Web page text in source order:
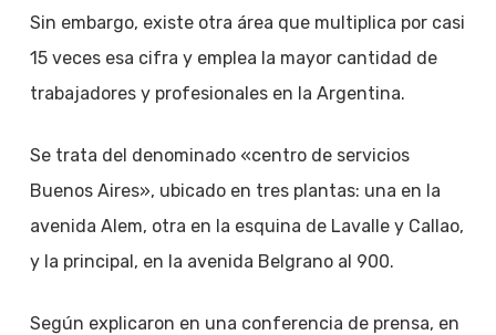
Sin embargo, existe otra área que multiplica por casi
15 veces esa cifra y emplea la mayor cantidad de
trabajadores y profesionales en la Argentina.
Se trata del denominado «centro de servicios
Buenos Aires», ubicado en tres plantas: una en la
avenida Alem, otra en la esquina de Lavalle y Callao,
y la principal, en la avenida Belgrano al 900.
Según explicaron en una conferencia de prensa, en